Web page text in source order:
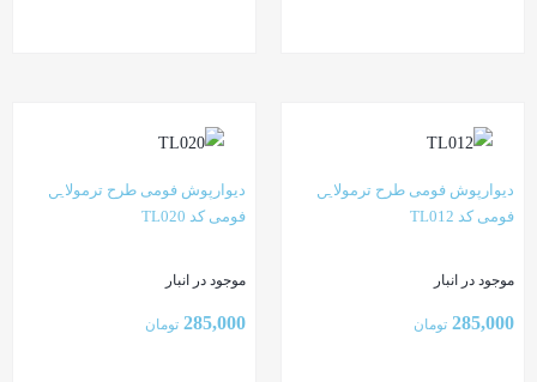
دیوارپوش فومی طرح ترمولاین
فومی کد TL012
موجود در انبار
285,000 تومان
دیوارپوش فومی طرح ترمولاین
فومی کد TL020
موجود در انبار
285,000 تومان